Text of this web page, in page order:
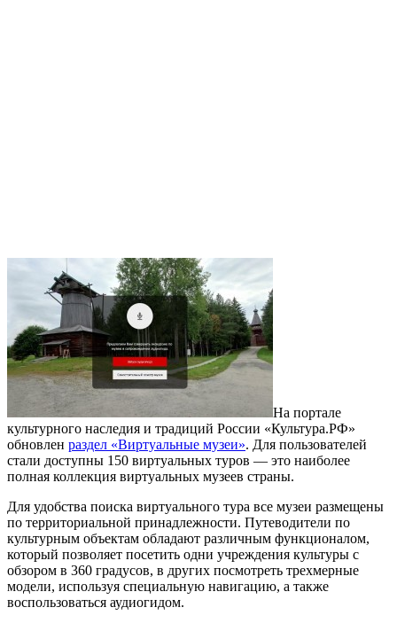
На портале
культурного наследия и традиций России «Культура.РФ»
обновлен раздел «Виртуальные музеи». Для пользователей
стали доступны 150 виртуальных туров — это наиболее
полная коллекция виртуальных музеев страны.
Для удобства поиска виртуального тура все музеи размещены
по территориальной принадлежности. Путеводители по
культурным объектам обладают различным функционалом,
который позволяет посетить одни учреждения культуры c
обзором в 360 градусов, в других посмотреть трехмерные
модели, используя специальную навигацию, а также
воспользоваться аудиогидом.